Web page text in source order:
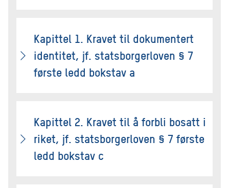
Kapittel 1. Kravet til dokumentert
identitet, jf. statsborgerloven § 7
første ledd bokstav a
Kapittel 2. Kravet til å forbli bosatt i
riket, jf. statsborgerloven § 7 første
ledd bokstav c